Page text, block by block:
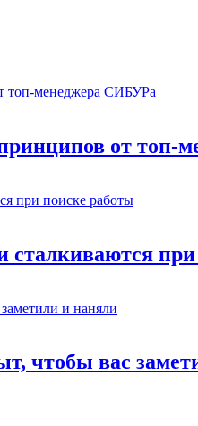
от топ-
сталкиваются
чтобы вас